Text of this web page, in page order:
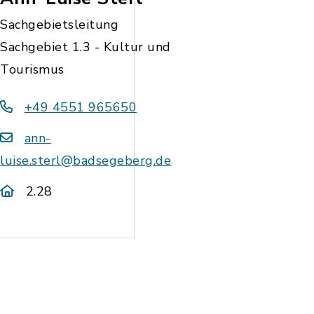
Sachgebietsleitung
Sachgebiet 1.3 - Kultur und
Tourismus
+49 4551 965650
ann-
luise.sterl@badsegeberg.de
2.28